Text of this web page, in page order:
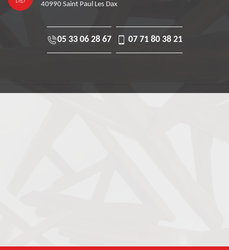
40990 Saint Paul Les Dax
05 33 06 28 67 07 71 80 38 21